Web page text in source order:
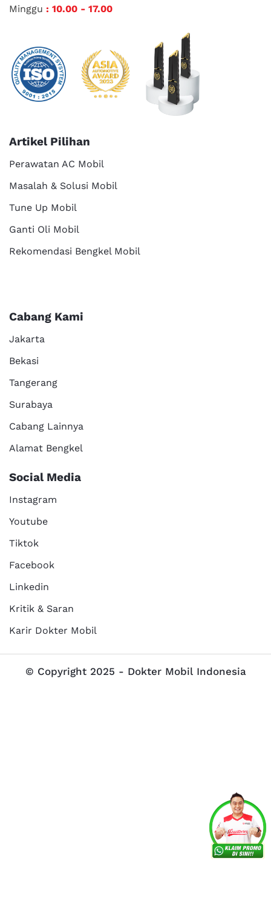
Minggu : 10.00 - 17.00
Artikel Pilihan
Perawatan AC Mobil
Masalah & Solusi Mobil
Tune Up Mobil
Ganti Oli Mobil
Rekomendasi Bengkel Mobil
Cabang Kami
Jakarta
Bekasi
Tangerang
Surabaya
Cabang Lainnya
Alamat Bengkel
Social Media
Instagram
Youtube
Tiktok
Facebook
Linkedin
Kritik & Saran
Karir Dokter Mobil
© Copyright 2025 - Dokter Mobil Indonesia